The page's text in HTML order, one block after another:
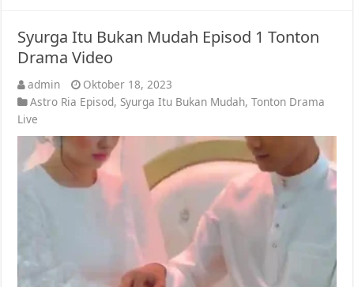
Syurga Itu Bukan Mudah Episod 1 Tonton
Drama Video
admin
Oktober 18, 2023
Astro Ria Episod, Syurga Itu Bukan Mudah,Tonton Drama
Live